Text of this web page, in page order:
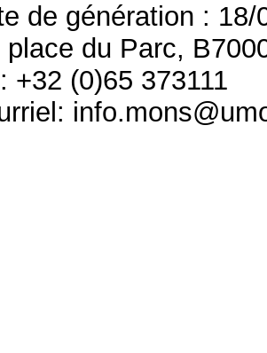
de génération : 18/
place du Parc,
+32 (0)65 373111